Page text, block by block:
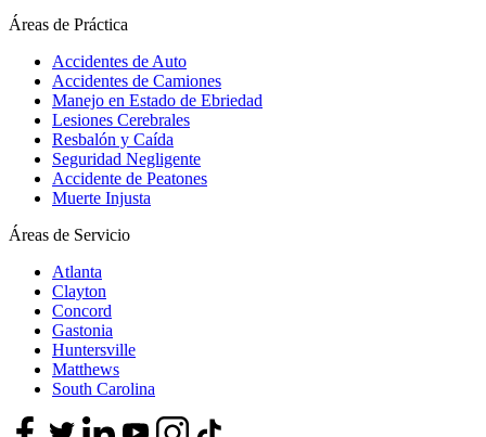
Áreas de Práctica
Accidentes de Auto
Accidentes de Camiones
Manejo en Estado de Ebriedad
Lesiones Cerebrales
Resbalón y Caída
Seguridad Negligente
Accidente de Peatones
Muerte Injusta
Áreas de Servicio
Atlanta
Clayton
Concord
Gastonia
Huntersville
Matthews
South Carolina